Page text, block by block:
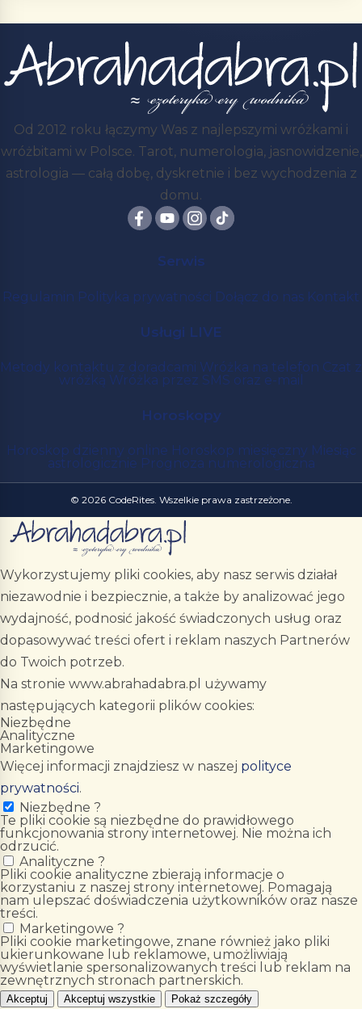
Od 2012 roku łączymy Was z najlepszymi wróżkami i
wróżbitami w Polsce. Tarot, numerologia, jasnowidzenie,
astrologia — całą dobę, dyskretnie i bez wychodzenia z
domu.
Serwis
Regulamin Polityka prywatności Dołącz do nas Kontakt
Usługi LIVE
Metody kontaktu z doradcami Wróżka na telefon Czat z
wróżką Wróżka przez SMS oraz e-mail
Horoskopy
Horoskop dzienny online Horoskop miesięczny Miesiąc
astrologicznie Prognoza numerologiczna
© 2026 CodeRites. Wszelkie prawa zastrzeżone.
Wykorzystujemy pliki cookies, aby nasz serwis działał
niezawodnie i bezpiecznie, a także by analizować jego
wydajność, podnosić jakość świadczonych usług oraz
dopasowywać treści ofert i reklam naszych Partnerów
do Twoich potrzeb.
Na stronie www.abrahadabra.pl używamy
następujących kategorii plików cookies:
Niezbędne
Analityczne
Marketingowe
Więcej informacji znajdziesz w naszej polityce
prywatności.
Niezbędne ?
Te pliki cookie są niezbędne do prawidłowego
funkcjonowania strony internetowej. Nie można ich
odrzucić.
Analityczne ?
Pliki cookie analityczne zbierają informacje o
korzystaniu z naszej strony internetowej. Pomagają
nam ulepszać doświadczenia użytkowników oraz nasze
treści.
Marketingowe ?
Pliki cookie marketingowe, znane również jako pliki
ukierunkowane lub reklamowe, umożliwiają
wyświetlanie spersonalizowanych treści lub reklam na
zewnętrznych stronach partnerskich.
Akceptuj Akceptuj wszystkie Pokaż szczegóły